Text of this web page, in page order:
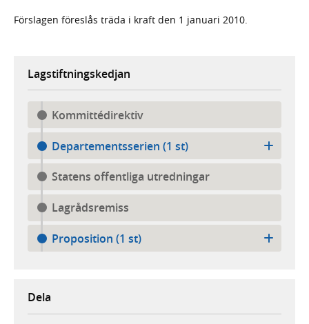
Förslagen föreslås träda i kraft den 1 januari 2010.
Lagstiftningskedjan
Kommittédirektiv
Departementsserien (1 st)
Statens offentliga utredningar
Lagrådsremiss
Proposition (1 st)
Dela